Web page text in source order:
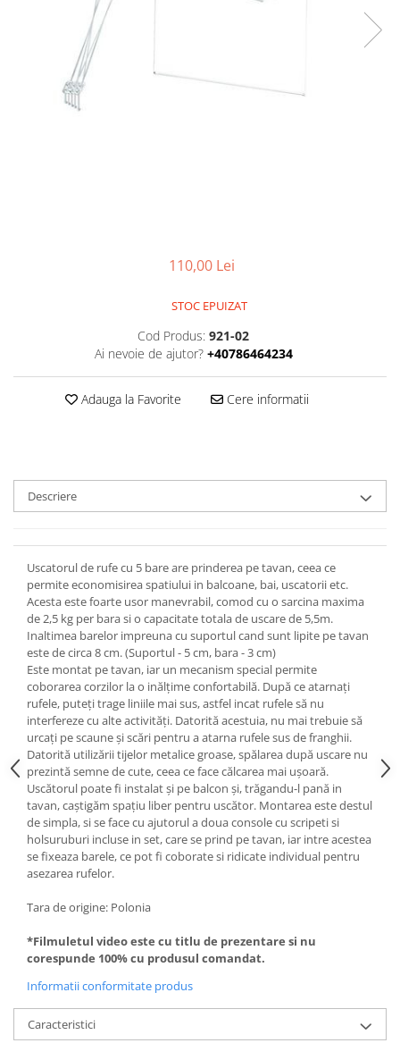
110,00 Lei
STOC EPUIZAT
Cod Produs: 921-02
Ai nevoie de ajutor? +40786464234
Adauga la Favorite Cere informatii
Descriere
Uscatorul de rufe cu 5 bare are prinderea pe tavan, ceea ce
permite economisirea spatiului in balcoane, bai, uscatorii etc.
Acesta este foarte usor manevrabil, comod cu o sarcina maxima
de 2,5 kg per bara si o capacitate totala de uscare de 5,5m.
Inaltimea barelor impreuna cu suportul cand sunt lipite pe tavan
este de circa 8 cm. (Suportul - 5 cm, bara - 3 cm)
Este montat pe tavan, iar un mecanism special permite
coborarea corzilor la o inălțime confortabilă. După ce atarnați
rufele, puteți trage liniile mai sus, astfel incat rufele să nu
interfereze cu alte activități. Datorită acestuia, nu mai trebuie să
urcați pe scaune și scări pentru a atarna rufele sus de franghii.
Datorită utilizării tijelor metalice groase, spălarea după uscare nu
prezintă semne de cute, ceea ce face călcarea mai ușoară.
Uscătorul poate fi instalat și pe balcon și, trăgandu-l pană in
tavan, caștigăm spațiu liber pentru uscător. Montarea este destul
de simpla, si se face cu ajutorul a doua console cu scripeti si
holsuruburi incluse in set, care se prind pe tavan, iar intre acestea
se fixeaza barele, ce pot fi coborate si ridicate individual pentru
asezarea rufelor.
Tara de origine: Polonia
*Filmuletul video este cu titlu de prezentare si nu
corespunde 100% cu produsul comandat.
Informatii conformitate produs
Caracteristici